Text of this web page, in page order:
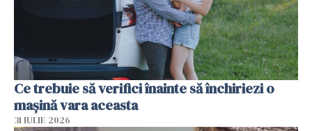
Ce trebuie să verifici înainte să închiriezi o
mașină vara aceasta
31 IULIE 2026